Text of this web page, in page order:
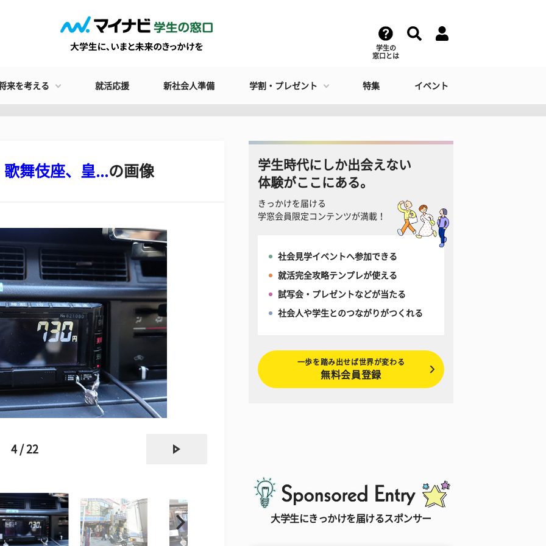
学生の
窓口とは
来を考える 就活応援 新社会人準備 学割・プレゼント 特集 イベント
舞伎座、皇...の画像
4 / 22
学生時代にしか出会えない
体験がここにある。
きっかけを届ける
学窓会員限定コンテンツが満載！
社会見学イベントへ参加できる
就活完全攻略テンプレが使える
試写会・プレゼントなどが当たる
社会人や学生とのつながりがつくれる
一歩を踏み出せば世界が変わる
無料会員登録
大学生にきっかけを届けるスポンサー